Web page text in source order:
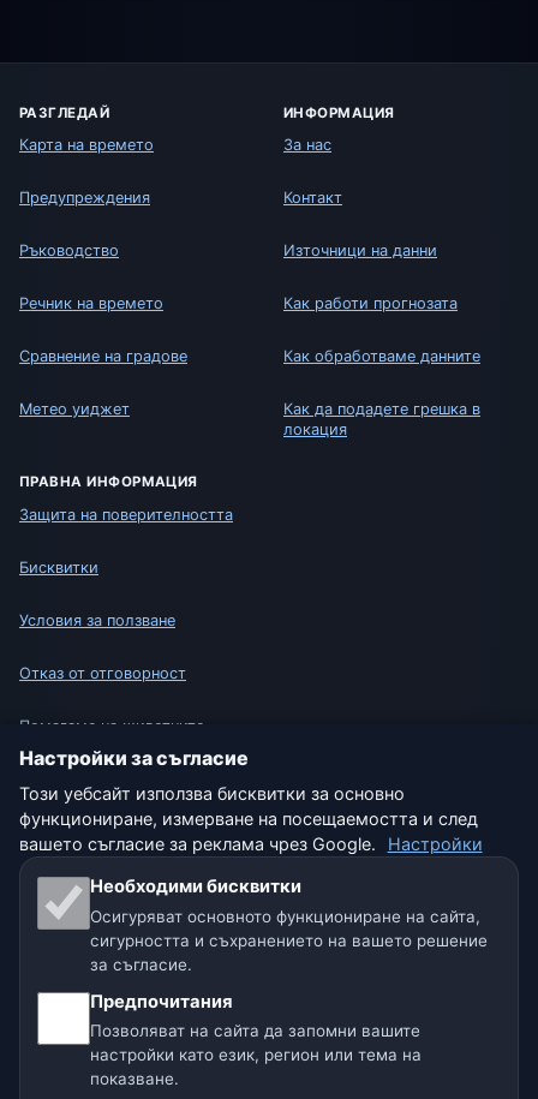
РАЗГЛЕДАЙ
Карта на времето
Предупреждения
Ръководство
Речник на времето
Сравнение на градове
Метео уиджет
ИНФОРМАЦИЯ
За нас
Контакт
Източници на данни
Как работи прогнозата
Как обработваме данните
Как да подадете грешка в
локация
ПРАВНА ИНФОРМАЦИЯ
Защита на поверителността
Бисквитки
Условия за ползване
Отказ от отговорност
Помагаме на животните
Настройки
Нашите метео сайтове:
🇨🇿 Чехия
🇩🇪🇦🇹🇨🇭 Германия / Австрия / Швейцария
🌎 Латинска Америка и Испания
Настройки за съгласие
Този уебсайт използва бисквитки за основно
функциониране, измерване на посещаемостта и след
вашето съгласие за реклама чрез Google.
Настройки
Необходими бисквитки
Осигуряват основното функциониране на сайта,
сигурността и съхранението на вашето решение
за съгласие.
Предпочитания
Позволяват на сайта да запомни вашите
настройки като език, регион или тема на
показване.